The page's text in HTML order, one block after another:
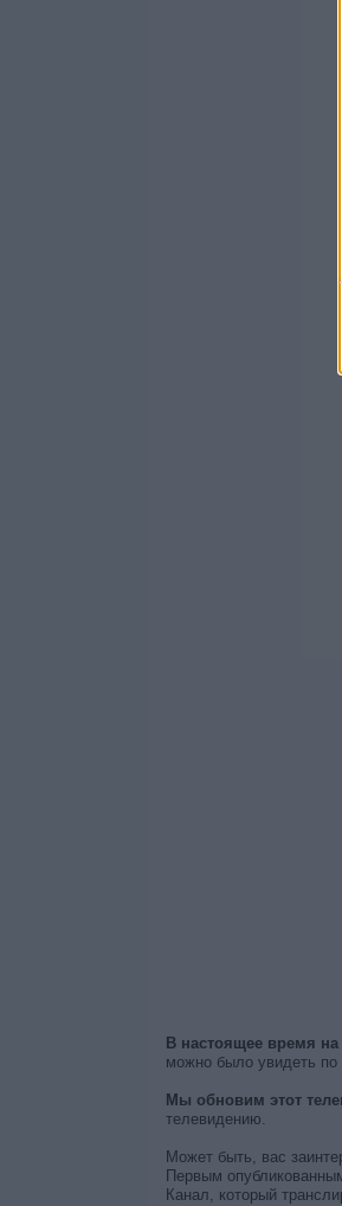
В настоящее время
можно было увидеть по
Мы обновим этот
телевидению.
Может быть, вас
Первым
Канал, который